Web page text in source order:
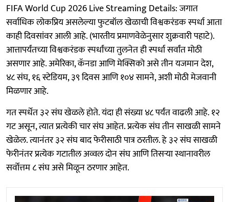
FIFA World Cup 2026 Live Streaming Details: जगात
सर्वाधिक लोकप्रिय असलेल्या फुटबॉल खेळाची विश्वकरंडक स्पर्धा आता
काही दिवसांवर आली आहे. (भारतीय प्रमाणवेळेनुसार शुक्रवारी पहाटे).
आत्तापर्यंतच्या विश्वकरंडक स्पर्धांच्या तुलनेत ही स्पर्धा सर्वांत मोठी
असणार आहे. अमेरिका, कॅनडा आणि मेक्सिको असे तीन यजमान देश,
४८ संघ, १६ स्टेडियम, ३९ दिवस आणि १०४ सामने, अशी मोठी मेजवानी
मिळणार आहे.
गत स्पर्धेत ३२ संघ खेळले होते. यंदा ही संख्या ४८ पर्यंत वाढली आहे. १२
गट असून, त्यात प्रत्येकी चार संघ आहेत. प्रत्येक संघ तीन साखळी सामने
खेळेल. त्यानंतर ३२ संघ बाद फेरीसाठी पात्र ठरतील. हे ३२ संघ साखळी
फेरीनंतर प्रत्येक गटातील अव्वल दोन संघ आणि तिसऱ्या स्थानावरील
सर्वोत्तम ८ संघ असे मिळून ठरणार आहेत.